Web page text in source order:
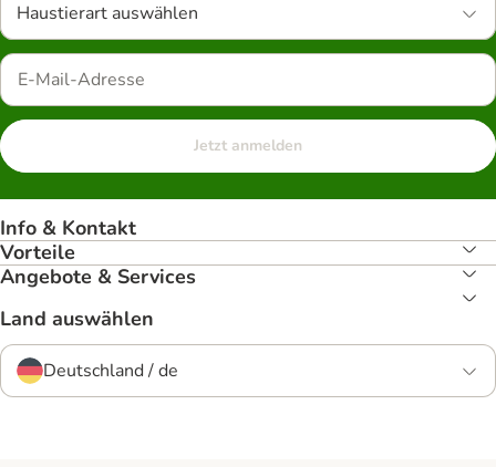
Haustierart auswählen
Jetzt anmelden
Info & Kontakt
Vorteile
Angebote & Services
Land auswählen
Deutschland / de